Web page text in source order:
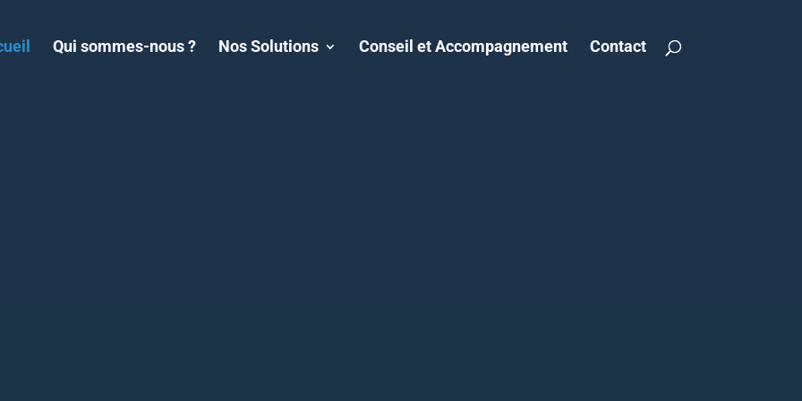
Qui sommes-nous ? Nos Solutions Conseil et Accompagnement Contact